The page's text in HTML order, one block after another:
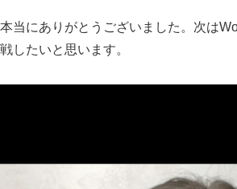
本当にありがとうございました。次は
戦したいと思います。